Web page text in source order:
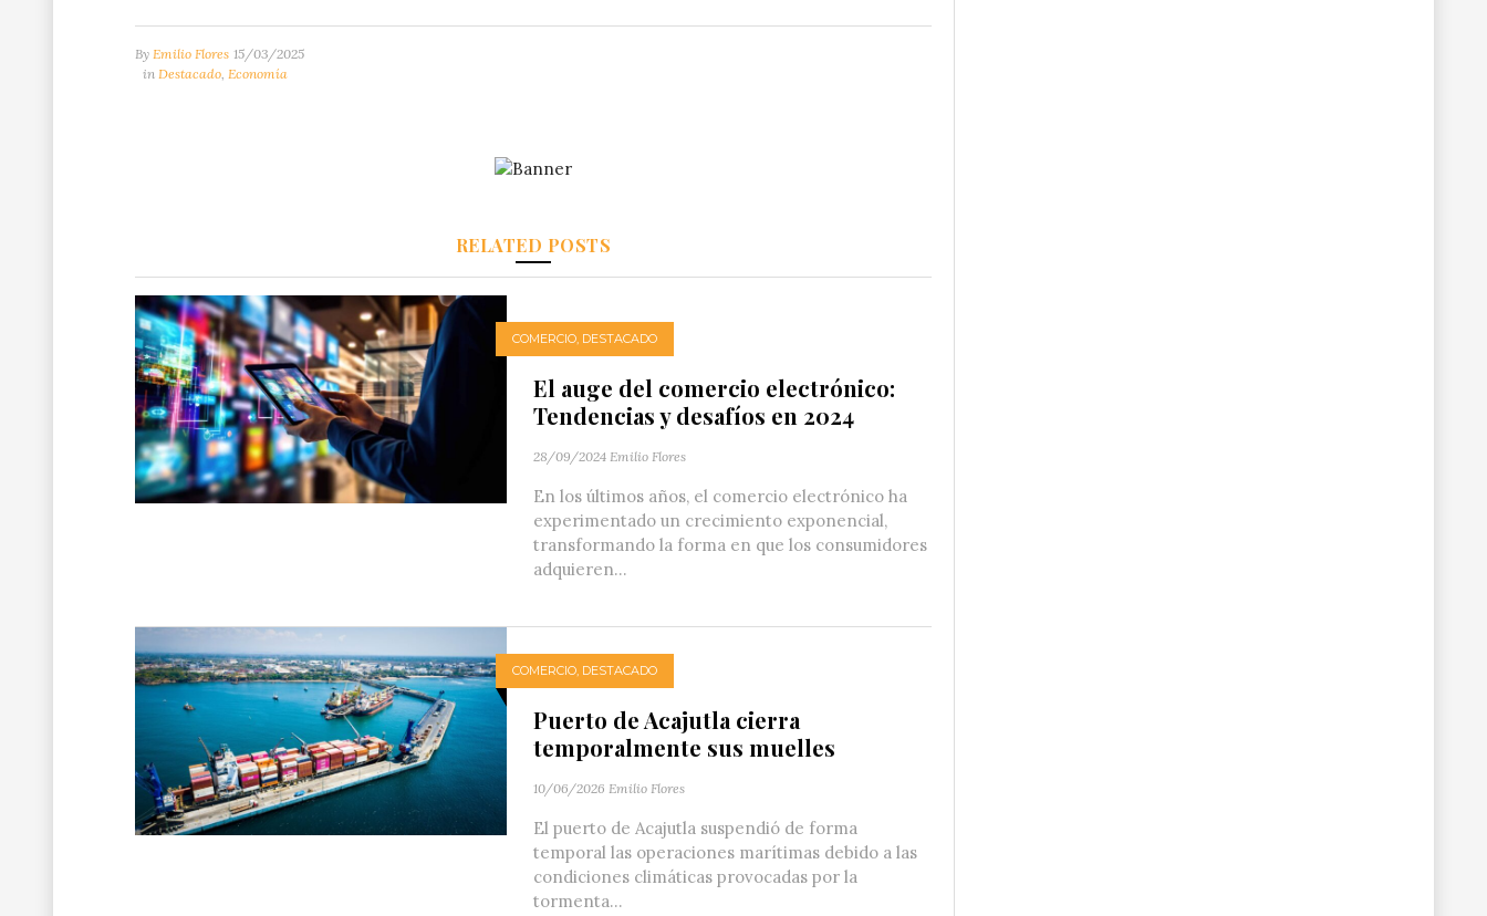
By Emilio Flores 15/03/2025
in Destacado, Economía
RELATED POSTS
COMERCIO, DESTACADO
El auge del comercio electrónico:
Tendencias y desafíos en 2024
28/09/2024 Emilio Flores
En los últimos años, el comercio electrónico ha
experimentado un crecimiento exponencial,
transformando la forma en que los consumidores
adquieren...
COMERCIO, DESTACADO
Puerto de Acajutla cierra
temporalmente sus muelles
10/06/2026 Emilio Flores
El puerto de Acajutla suspendió de forma
temporal las operaciones marítimas debido a las
condiciones climáticas provocadas por la
tormenta...